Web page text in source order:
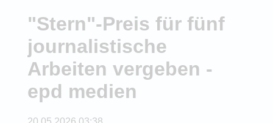
"Stern"-Preis für fünf
journalistische
Arbeiten vergeben -
epd medien